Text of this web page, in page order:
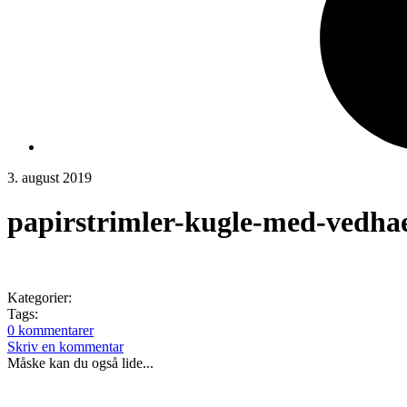
3. august 2019
papirstrimler-kugle-med-
Kategorier:
Tags:
0 kommentarer
Skriv en kommentar
Måske kan du også lide...